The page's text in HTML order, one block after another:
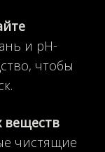
и pH-
чтобы
веществ
чистящие